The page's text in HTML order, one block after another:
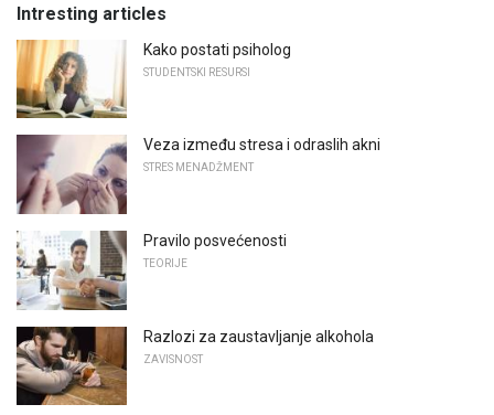
Intresting articles
Kako postati psiholog
STUDENTSKI RESURSI
Veza između stresa i odraslih akni
STRES MENADŽMENT
Pravilo posvećenosti
TEORIJE
Razlozi za zaustavljanje alkohola
ZAVISNOST